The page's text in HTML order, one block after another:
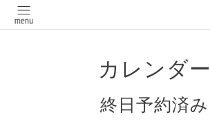
カレンダー
終日予約済み